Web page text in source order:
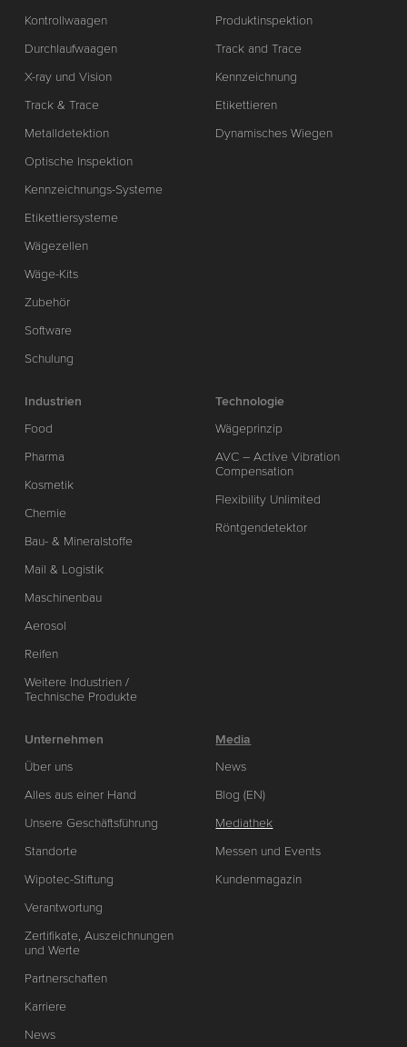
Kontrollwaagen
Durchlaufwaagen
X-ray und Vision
Track & Trace
Metalldetektion
Optische Inspektion
Kennzeichnungs-Systeme
Etikettiersysteme
Wägezellen
Wäge-Kits
Zubehör
Software
Schulung
Produktinspektion
Track and Trace
Kennzeichnung
Etikettieren
Dynamisches Wiegen
Industrien
Food
Pharma
Kosmetik
Chemie
Bau- & Mineralstoffe
Mail & Logistik
Maschinenbau
Aerosol
Reifen
Weitere Industrien /
Technische Produkte
Technologie
Wägeprinzip
AVC – Active Vibration
Compensation
Flexibility Unlimited
Röntgendetektor
Unternehmen
Über uns
Alles aus einer Hand
Unsere Geschäftsführung
Standorte
Wipotec-Stiftung
Verantwortung
Zertifikate, Auszeichnungen
und Werte
Partnerschaften
Karriere
News
Media
News
Blog (EN)
Mediathek
Messen und Events
Kundenmagazin